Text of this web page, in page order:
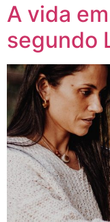
A vida
segundo